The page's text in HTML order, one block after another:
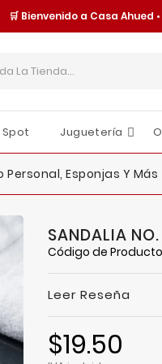
🛒 Bienvenido a Casa
Spot Juguetería
Personal, Esponjas Y Más
SANDALIA
Código de
Leer Reseña
$19.50